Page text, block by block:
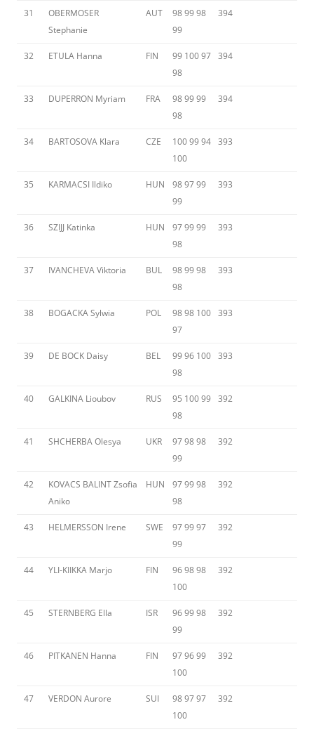
31
OBERMOSER
Stephanie
AUT
98 99 98
99
394
32 ETULA Hanna FIN
99 100 97
98
394
33 DUPERRON Myriam FRA
98 99 99
98
394
34 BARTOSOVA Klara CZE
100 99 94
100
393
35 KARMACSI Ildiko HUN
98 97 99
99
393
36 SZIJJ Katinka HUN
97 99 99
98
393
37 IVANCHEVA Viktoria BUL
98 99 98
98
393
38 BOGACKA Sylwia POL
98 98 100
97
393
39 DE BOCK Daisy BEL
99 96 100
98
393
40 GALKINA Lioubov RUS
95 100 99
98
392
41 SHCHERBA Olesya UKR
97 98 98
99
392
42
KOVACS BALINT Zsofia
Aniko
HUN
97 99 98
98
392
43 HELMERSSON Irene SWE
97 99 97
99
392
44 YLI-KIIKKA Marjo FIN
96 98 98
100
392
45 STERNBERG Ella ISR
96 99 98
99
392
46 PITKANEN Hanna FIN
97 96 99
100
392
47 VERDON Aurore SUI
98 97 97
100
392